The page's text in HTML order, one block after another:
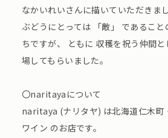
なかいれいさんに描いていただきまし
ぶどうにとっては 「敵」 であるこ
ちですが、 ともに 収穫を祝う仲間
場してもらいました。
〇naritayaについて
naritaya (ナリタヤ) は北海道仁木町
ワイン のお店です。